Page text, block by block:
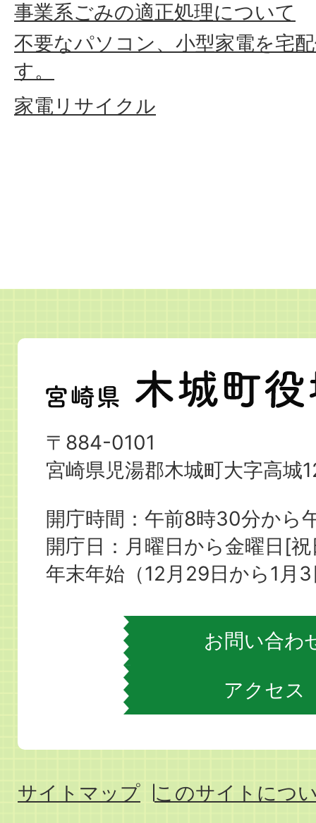
事業系ごみの適正処理について
不要なパソコン、小型家電を宅
す。
家電リサイクル
宮
崎
県
木
町
役
場
〒884-0101
宮崎県児湯郡木城町大字高城
開庁時間：午前8時30分から
開庁日：月曜日から金曜日[
年末年始（12月29日から1月
お問い合わ
アクセス
サイトマップ
このサイトにつ